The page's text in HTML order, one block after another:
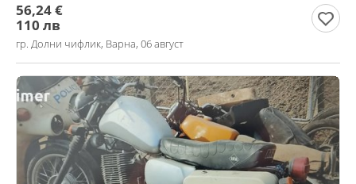
56,24 €
110 лв
гр. Долни чифлик, Варна, 06 август